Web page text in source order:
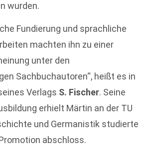
wurden.
Fundierung und sprachliche
machten ihn zu einer
unter den
Sachbuchautoren“, heißt es in
Verlags S. Fischer. Seine
erhielt Märtin an der TU
und Germanistik studierte
abschloss.